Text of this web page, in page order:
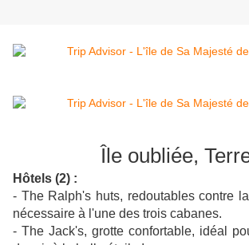
Île oubliée,
Hôtels (2) :
- The Ralph's huts, redoutables contre
nécessaire à l'une des trois cabanes.
- The Jack's, grotte confortable, idéal